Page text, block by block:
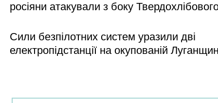
росіяни атакували з боку
Сили безпілотних систем уразили дві
електропідстанції на окупованій